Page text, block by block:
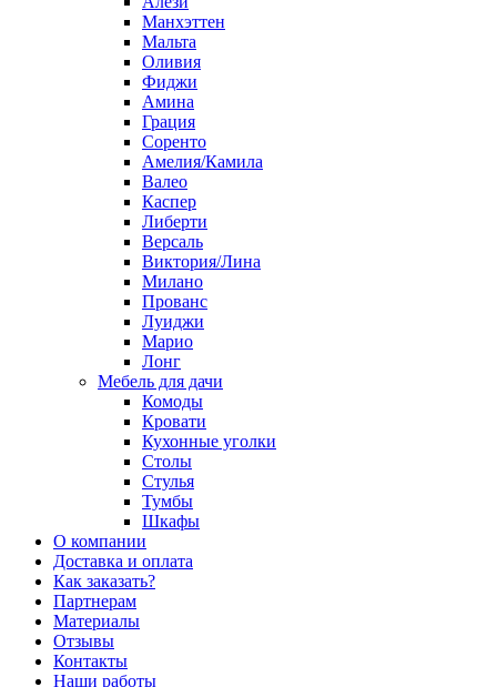
Манхэттен
Мальта
Оливия
Фиджи
Амина
Грация
Соренто
Амелия/Камила
Валео
Каспер
Либерти
Версаль
Виктория/Лина
Милано
Прованс
Луиджи
Марио
Лонг
Мебель для дачи
Комоды
Кровати
Кухонные уголки
Столы
Стулья
Тумбы
Шкафы
О компании
Доставка и оплата
Как заказать?
Партнерам
Материалы
Отзывы
Контакты
Наши работы